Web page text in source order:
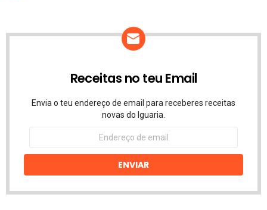
Receitas no teu Email
Envia o teu endereço de email para receberes receitas
novas do Iguaria.
Endereço
email
ENVIAR